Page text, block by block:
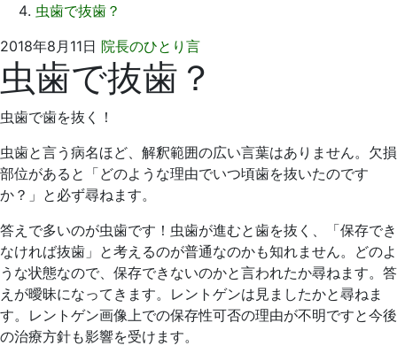
虫歯で抜歯？
2018年8月11日 院長のひとり言2021
年
日
坂
詰
院
虫歯で抜歯？
虫歯で歯を抜く！
虫歯と言う病名ほど、解釈範囲の広い言葉はありません。欠損
部位があると「どのような理由でいつ頃歯を抜いたのです
か？」と必ず尋ねます。
答えで多いのが虫歯です！虫歯が進むと歯を抜く、「保存でき
なければ抜歯」と考えるのが普通なのかも知れません。どのよ
うな状態なので、保存できないのかと言われたか尋ねます。答
えが曖昧になってきます。レントゲンは見ましたかと尋ねま
す。レントゲン画像上での保存性可否の理由が不明ですと今後
の治療方針も影響を受けます。